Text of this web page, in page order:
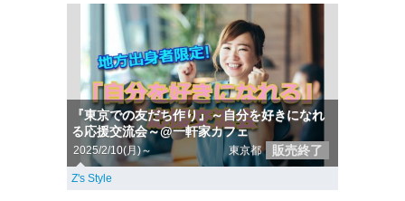
『東京での友だち作り』～自分を好きになれ
る応援交流会～@一軒家カフェ
2025/2/10(月)～ 東京都 販売終了
Z's Style